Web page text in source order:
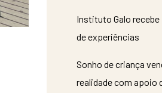
Instituto Galo
de experiências
Sonho de criança
realidade com apoio